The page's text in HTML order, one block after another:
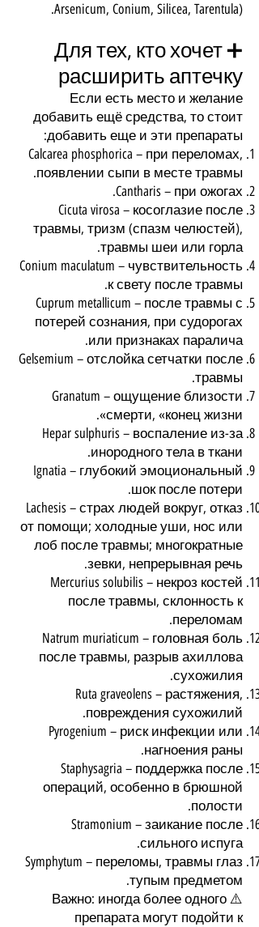
Arsenicum, Conium, Silicea, Tarentula).
➕ Для тех, кто хочет
расширить аптечку
Если есть место и желание
добавить ещё средства, то стоит
добавить еще и эти препараты:
Calcarea phosphorica – при переломах,
появлении сыпи в месте травмы.
Cantharis – при ожогах.
Cicuta virosa – косоглазие после
травмы, тризм (спазм челюстей),
травмы шеи или горла.
Conium maculatum – чувствительность
к свету после травмы.
Cuprum metallicum – после травмы с
потерей сознания, при судорогах
или признаках паралича.
Gelsemium – отслойка сетчатки после
травмы.
Granatum – ощущение близости
смерти, «конец жизни».
Hepar sulphuris – воспаление из-за
инородного тела в ткани.
Ignatia – глубокий эмоциональный
шок после потери.
Lachesis – страх людей вокруг, отказ
от помощи; холодные уши, нос или
лоб после травмы; многократные
зевки, непрерывная речь.
Mercurius solubilis – некроз костей
после травмы, склонность к
переломам.
Natrum muriaticum – головная боль
после травмы, разрыв ахиллова
сухожилия.
Ruta graveolens – растяжения,
повреждения сухожилий.
Pyrogenium – риск инфекции или
нагноения раны.
Staphysagria – поддержка после
операций, особенно в брюшной
полости.
Stramonium – заикание после
сильного испуга.
Symphytum – переломы, травмы глаз
тупым предметом.
⚠️ Важно: иногда более одного
препарата могут подойти к